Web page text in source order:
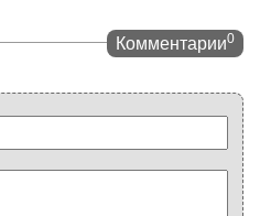
Комментарии0